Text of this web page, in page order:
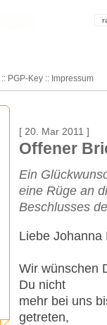
:: PGP-Key :: Impressum
[ 20. Mar 2011 ]
Offener
Ein
eine Rüge an
Beschlusses
Liebe Johanna
Wir wünschen
Du nicht
mehr bei uns
getreten,